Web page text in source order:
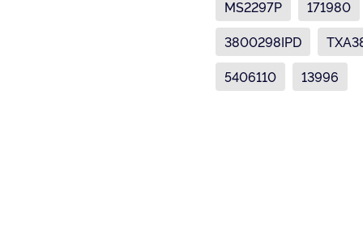
MS2297P
171980
3800298IPD
5406110
13996